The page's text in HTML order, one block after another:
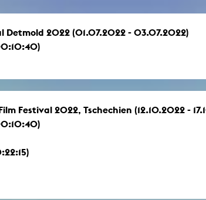
Detmold 2022 (01.07.2022 - 03.07.2022)
Festival 2022, Tschechien (12.10.2022 -